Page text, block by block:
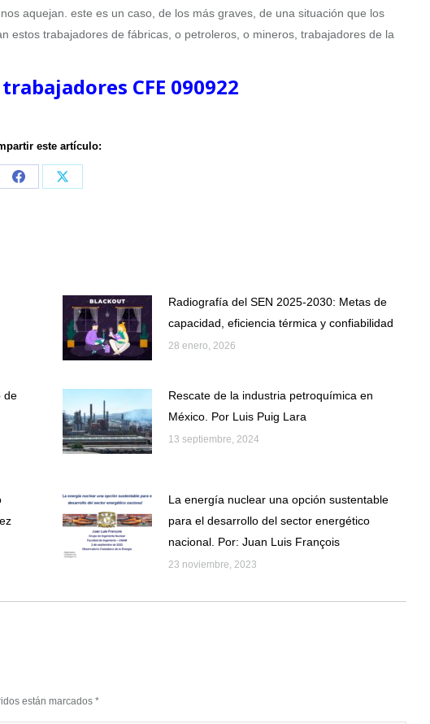
aquejan. este es un caso, de los más graves, de una situación que los
estos trabajadores de fábricas, o petroleros, o mineros, trabajadores de la
CFE 090922
este artículo:
Share
Share
Radiografía del SEN 2025-2030: Metas de
capacidad, eficiencia térmica y confiabilidad
28 enero, 2026
de
Rescate de la industria petroquímica en
México. Por Luis Puig Lara
13 septiembre, 2024
La energía nuclear una opción sustentable
para el desarrollo del sector energético
nacional. Por: Juan Luis François
23 noviembre, 2023
están marcados *